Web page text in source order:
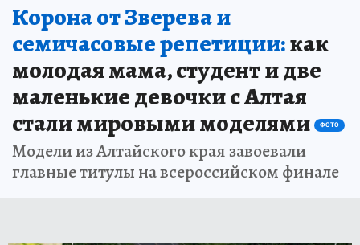
Корона от Зверева и
семичасовые репетиции:как
молодая мама, студент и две
маленькие девочки с Алтая
стали мировыми моделями
ФОТО
Модели из Алтайского края завоевали
главные титулы на всероссийском финале